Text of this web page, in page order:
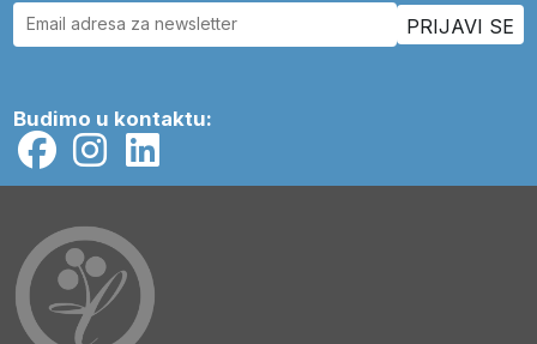
Budimo u kontaktu: